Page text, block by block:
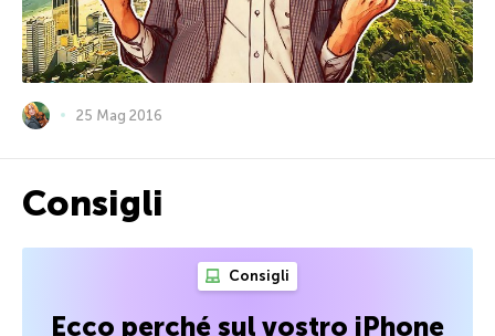
25 Mag 2016
Consigli
Consigli
Ecco perché sul vostro iPhone